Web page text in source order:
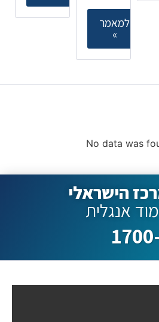
למאמר
»
No data was
הישראלי
אנגלית